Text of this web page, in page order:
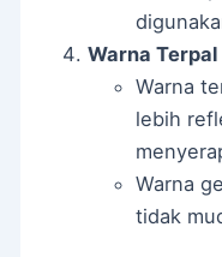
Warna Terpal
Warna
lebih
Warna
tidak